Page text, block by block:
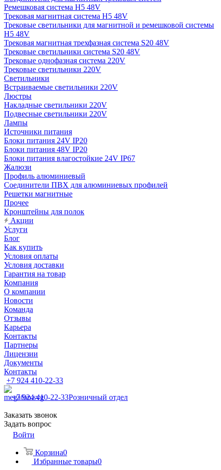
Ремешковая система H5 48V
Трековая магнитная система H5 48V
Трековые светильники для магнитной и ремешковой системы
H5 48V
Трековая магнитная трехфазная система S20 48V
Трековые светильники система S20 48V
Трековые однофазная система 220V
Трековые светильники 220V
Светильники
Встраиваемые светильники 220V
Люстры
Накладные светильники 220V
Подвесные светильники 220V
Лампы
Источники питания
Блоки питания 24V IP20
Блоки питания 48V IP20
Блоки питания влагостойкие 24V IP67
Жалюзи
Профиль алюминиевый
Соединители ПВХ для алюминиевых профилей
Решетки магнитные
Прочее
Кронштейны для полок
Акции
Услуги
Блог
Как купить
Условия оплаты
Условия доставки
Гарантия на товар
Компания
О компании
Новости
Команда
Отзывы
Карьера
Контакты
Партнеры
Лицензии
Документы
Контакты
+7 924 410-22-33
+7 924 410-22-33Розничный отдел
Заказать звонок
Задать вопрос
Войти
Корзина0
Избранные товары0